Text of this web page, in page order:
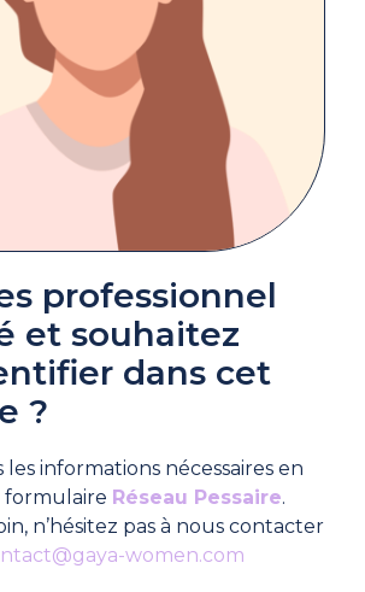
professionnel
et souhaitez
dans cet
?
les informations nécessaires en
formulaire Réseau Pessaire.
n’hésitez pas à nous contacter
women.com